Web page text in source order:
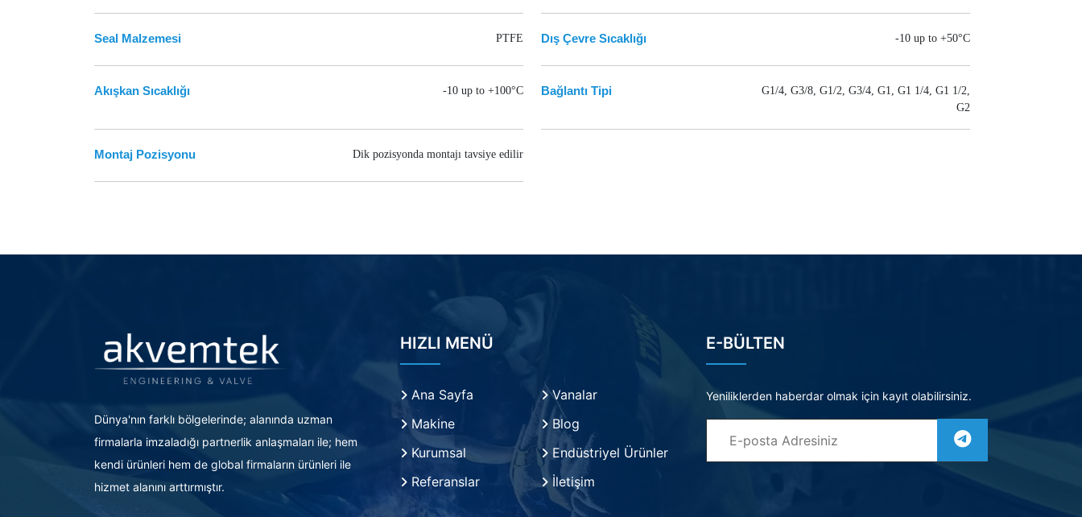
Seal Malzemesi PTFE Dış Çevre Sıcaklığı -10 up to +50°C
Akışkan Sıcaklığı -10 up to +100°C Bağlantı Tipi
G1/4, G3/8, G1/2, G3/4, G1, G1 1/4, G1 1/2,
G2
Montaj Pozisyonu Dik pozisyonda montajı tavsiye edilir
Dünya'nın farklı bölgelerinde; alanında uzman
firmalarla imzaladığı partnerlik anlaşmaları ile; hem
kendi ürünleri hem de global firmaların ürünleri ile
hizmet alanını arttırmıştır.
HIZLI MENÜ
Ana Sayfa
Vanalar
Makine
Blog
Kurumsal
Endüstriyel Ürünler
Referanslar
İletişim
E-BÜLTEN
Yeniliklerden haberdar olmak için kayıt olabilirsiniz.